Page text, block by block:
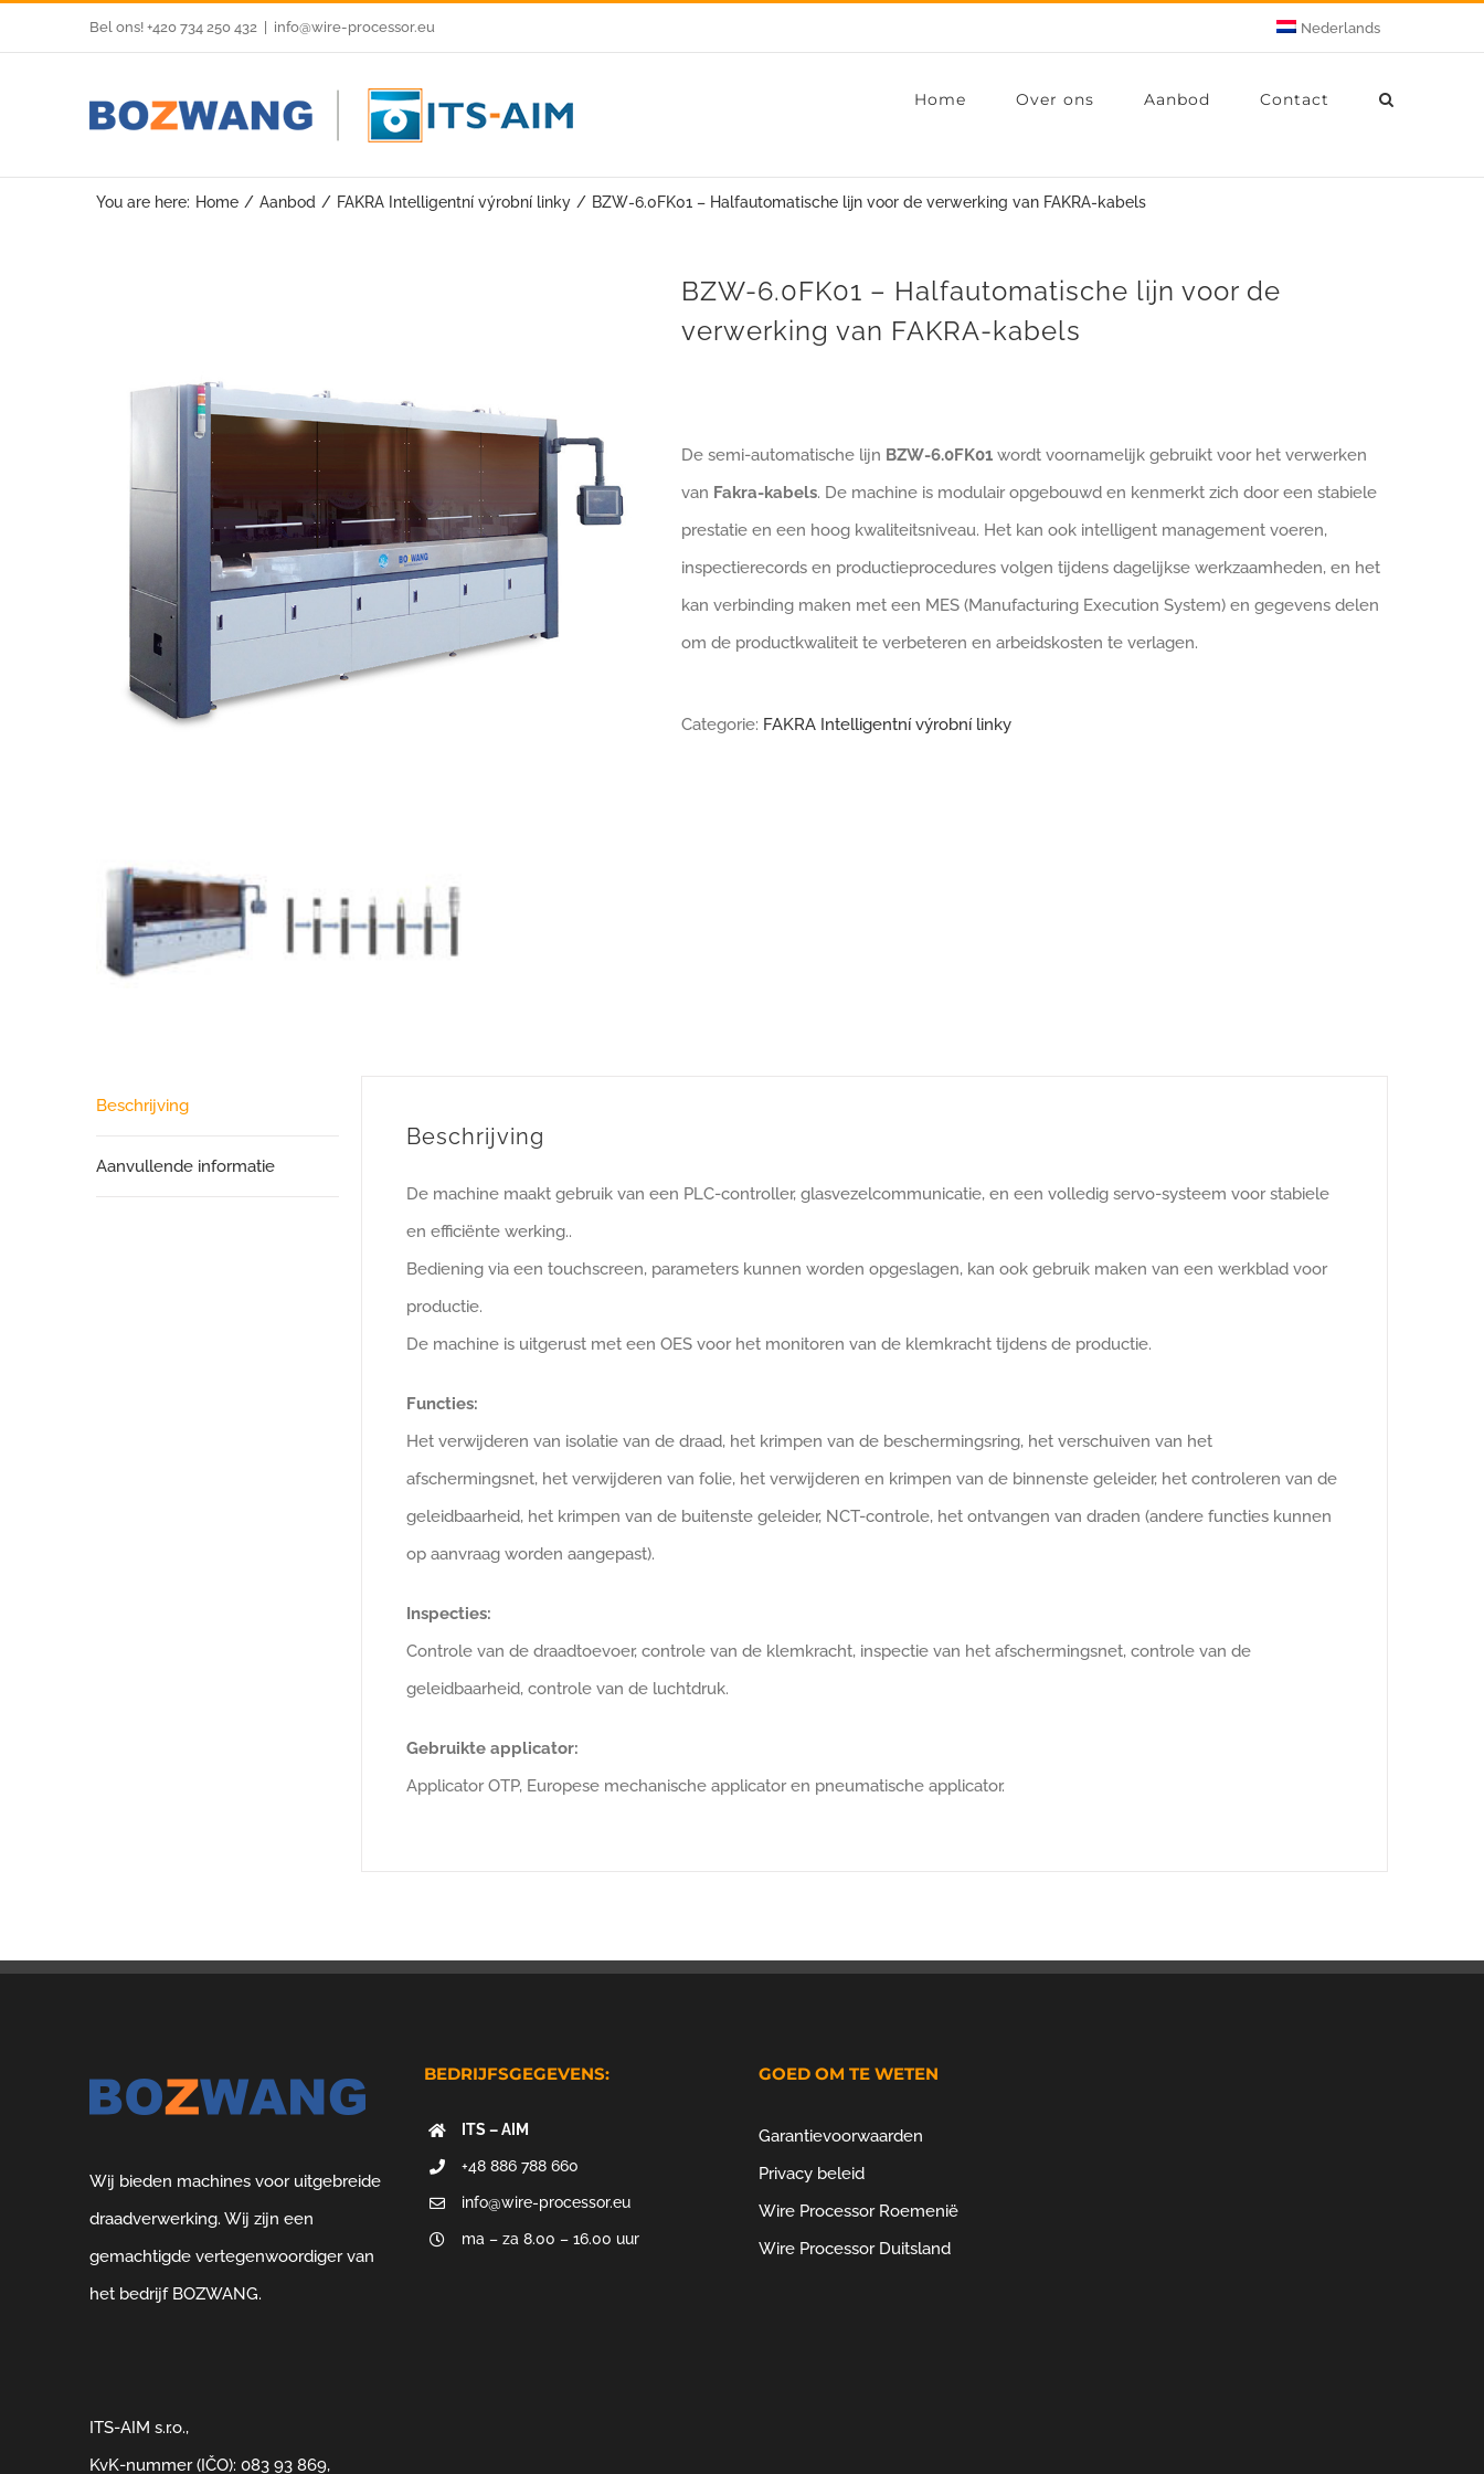
to
Bel ons! +420 734 250 432 info@wire-processor.eu Nederlands
Home Over ons Aanbod Contact
You are here: Home Aanbod FAKRA Intelligentní výrobní linky BZW-6.0FK01 – Halfautomatische lijn voor de verwerking van FAKRA-kabels
BZW-6.0FK01 – Halfautomatische lijn voor de
verwerking van FAKRA-kabels
De semi-automatische lijn BZW-6.0FK01 wordt voornamelijk gebruikt voor het verwerken
van Fakra-kabels. De machine is modulair opgebouwd en kenmerkt zich door een stabiele
prestatie en een hoog kwaliteitsniveau. Het kan ook intelligent management voeren,
inspectierecords en productieprocedures volgen tijdens dagelijkse werkzaamheden, en het
kan verbinding maken met een MES (Manufacturing Execution System) en gegevens delen
om de productkwaliteit te verbeteren en arbeidskosten te verlagen.
Categorie: FAKRA Intelligentní výrobní linky
Beschrijving
Aanvullende informatie
Beschrijving
De machine maakt gebruik van een PLC-controller, glasvezelcommunicatie, en een volledig servo-systeem voor stabiele
en efficiënte werking..
Bediening via een touchscreen, parameters kunnen worden opgeslagen, kan ook gebruik maken van een werkblad voor
productie.
De machine is uitgerust met een OES voor het monitoren van de klemkracht tijdens de productie.
Functies:
Het verwijderen van isolatie van de draad, het krimpen van de beschermingsring, het verschuiven van het
afschermingsnet, het verwijderen van folie, het verwijderen en krimpen van de binnenste geleider, het controleren van de
geleidbaarheid, het krimpen van de buitenste geleider, NCT-controle, het ontvangen van draden (andere functies kunnen
op aanvraag worden aangepast).
Inspecties:
Controle van de draadtoevoer, controle van de klemkracht, inspectie van het afschermingsnet, controle van de
geleidbaarheid, controle van de luchtdruk.
Gebruikte applicator:
Applicator OTP, Europese mechanische applicator en pneumatische applicator.
Wij bieden machines voor uitgebreide
draadverwerking. Wij zijn een
gemachtigde vertegenwoordiger van
het bedrijf BOZWANG.
ITS-AIM s.r.o.,
KvK-nummer (IČO): 083 93 869,
BEDRIJFSGEGEVENS:
ITS – AIM
+48 886 788 660
info@wire-processor.eu
ma – za 8.00 – 16.00 uur
GOED OM TE WETEN
Garantievoorwaarden
Privacy beleid
Wire Processor Roemenië
Wire Processor Duitsland